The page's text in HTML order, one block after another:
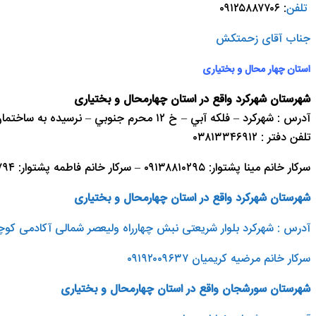
تلفن: ۰۹۱۲۵۸۸۷۷۰۶
جناب آقای زحمتکش
استان چهار محال و بختیاری
شهرستان شهرکرد واقع در استان چهارمحال و بختیاری
آدرس : شهرکرد – فلکه آبي – خ ۱۲ محرم جنوبي – نرسيده به ساختمان پزشکي سينا – روباتيک اکتيو – طبقه ۲ مرکز رباتيک اکتيو
تلفن دفتر : ۰۳۸۱۳۳۴۶۹۱۲
سرکار خانم مینا پشتوار: ۰۹۱۳۸۸۱۰۲۹۵ – سرکار خانم فاطمه پشتوار: ۰۹۱۳۲۸۰۷۷۹۴
شهرستان شهرکرد واقع در استان چهارمحال و بختیاری
آدرس : شهرکرد بلوار شریعتی نبش چهارراه ولیعصر شمالی آکادمی
سرکار خانم مرضیه کریمیان ۰۹۱۹۲۰۰۹۶۳۷
شهرستان سورشجان واقع در استان چهارمحال و بختیاری